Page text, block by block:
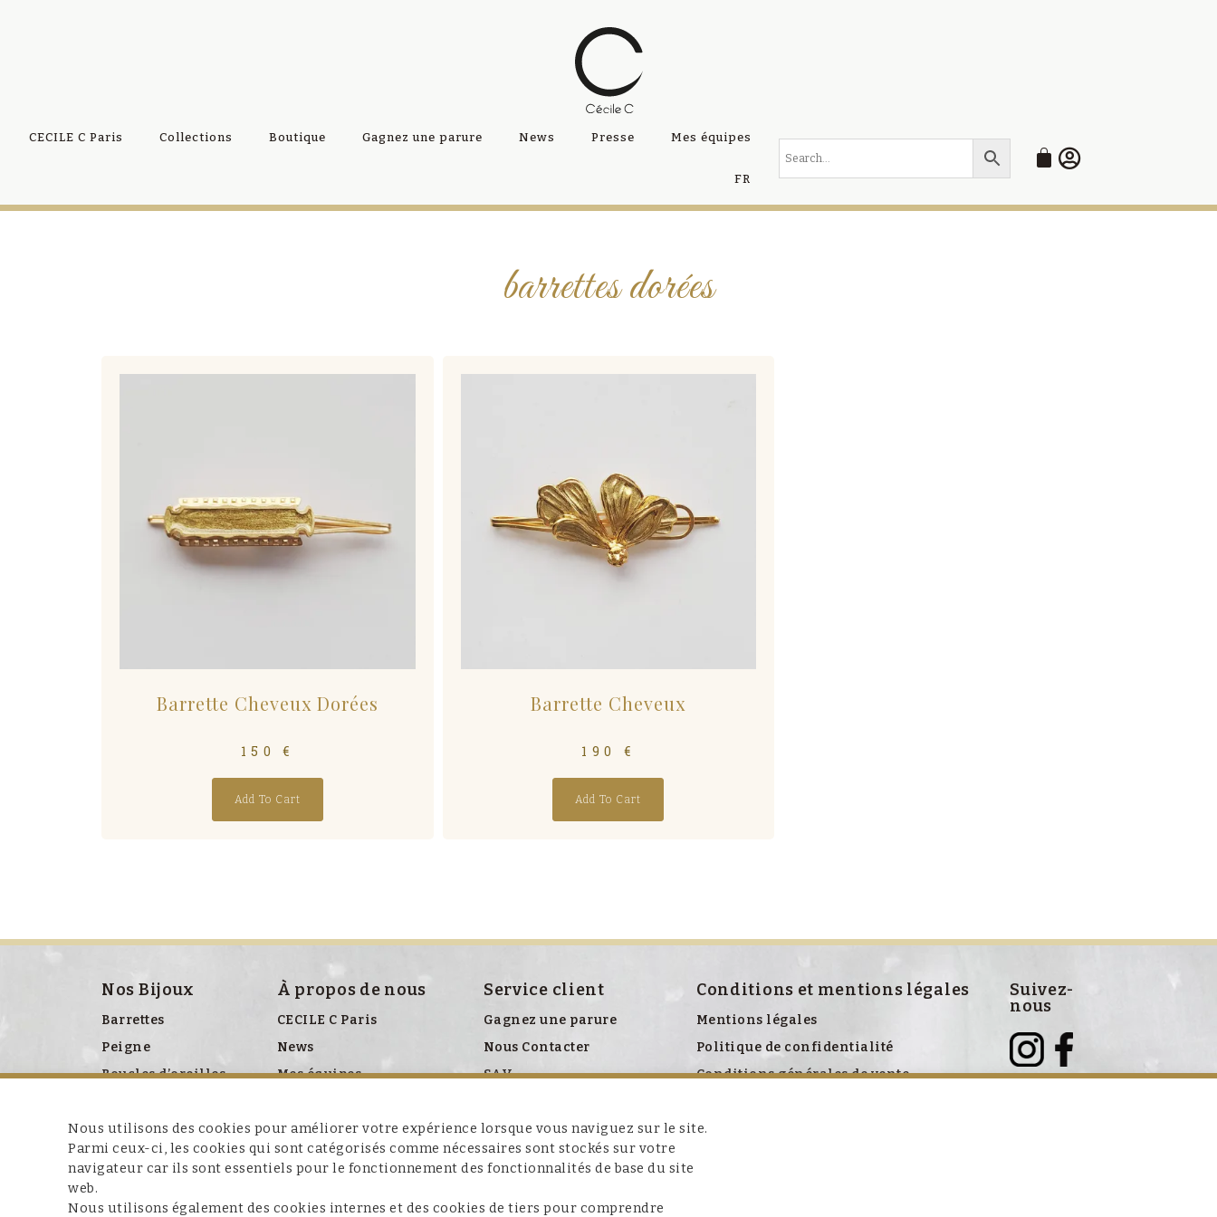
CECILE C Paris Collections Boutique Gagnez une parure News Presse Mes équipes
FR
barrettes dorées
Barrette Cheveux Dorées
150€
Add To Cart
Barrette Cheveux
190€
Add To Cart
Nos Bijoux
Barrettes
Peigne
Boucles d’oreilles
Broches
Colliers
Ceinture
À propos de nous
CECILE C Paris
News
Mes équipes
Service client
Gagnez une parure
Nous Contacter
SAV
Conditions et mentions légales
Mentions légales
Politique de confidentialité
Conditions générales de vente
Suivez-
nous
Nous utilisons des cookies pour améliorer votre expérience lorsque vous naviguez sur le site.
Parmi ceux-ci, les cookies qui sont catégorisés comme nécessaires sont stockés sur votre
navigateur car ils sont essentiels pour le fonctionnement des fonctionnalités de base du site
web.
Nous utilisons également des cookies internes et des cookies de tiers pour comprendre